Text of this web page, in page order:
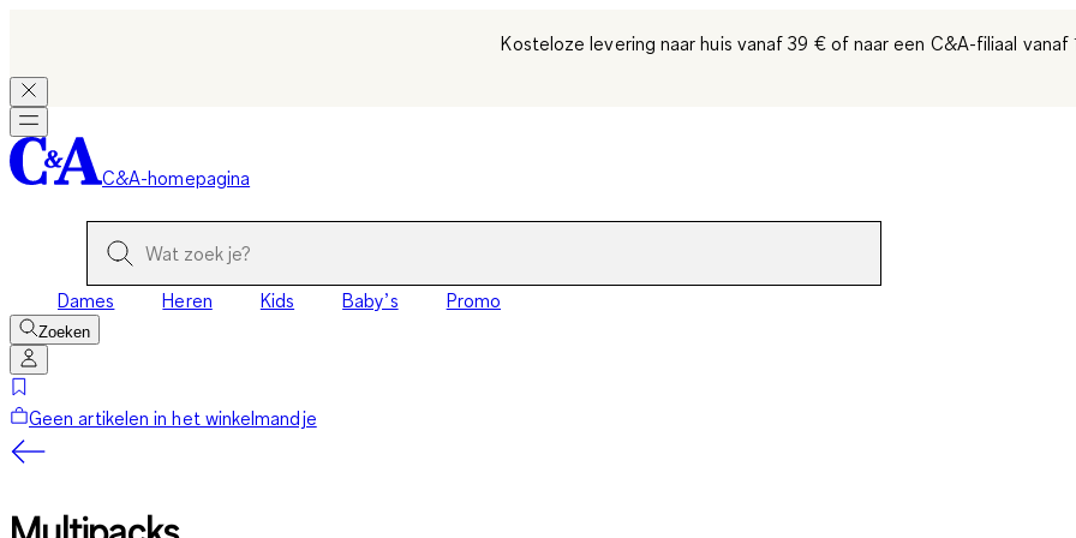
Kosteloze levering naar huis vanaf 39 € of naar een C&A-filiaal vanaf
C&A-homepagina
Dames Heren Kids Baby’s Promo
Zoeken
Geen artikelen in het winkelmandje